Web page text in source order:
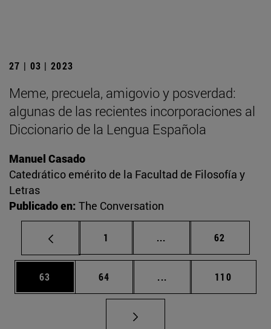
27 | 03 | 2023
Meme, precuela, amigovio y posverdad:
algunas de las recientes incorporaciones al
Diccionario de la Lengua Española
Manuel Casado
Catedrático emérito de la Facultad de Filosofía y
Letras
Publicado en: The Conversation
Página
1 ... Páginas intermedias
Página
62
Página
63 Página
64 ... Páginas intermedias
Página
110